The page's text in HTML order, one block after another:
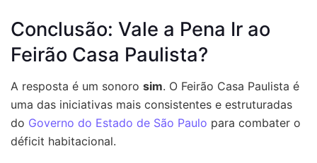
Conclusão: Vale a Pena Ir ao
Feirão Casa Paulista?
A resposta é um sonoro sim. O Feirão Casa Paulista é
uma das iniciativas mais consistentes e estruturadas
do Governo do Estado de São Paulo para combater o
déficit habitacional.